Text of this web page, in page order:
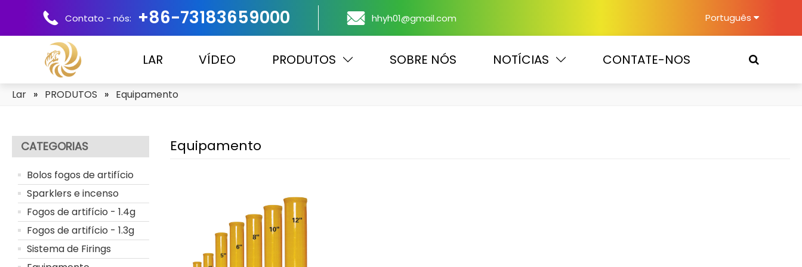
Contato - nós: +86-73183659000 hhyh01@gmail.com Português
LAR VÍDEO PRODUTOS SOBRE NÓS NOTÍCIAS CONTATE-NOS
Lar » PRODUTOS » Equipamento
CATEGORIAS
Bolos fogos de artifício
Sparklers e incenso
Fogos de artifício - 1.4g
Fogos de artifício - 1.3g
Sistema de Firings
Equipamento